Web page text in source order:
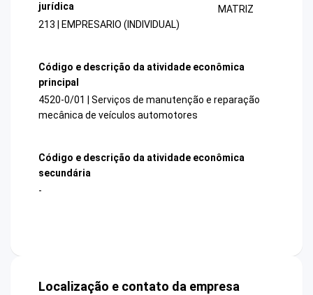
jurídica
213 | EMPRESARIO (INDIVIDUAL)
MATRIZ
Código e descrição da atividade econômica
principal
4520-0/01 | Serviços de manutenção e reparação
mecânica de veículos automotores
Código e descrição da atividade econômica
secundária
-
Localização e contato da empresa